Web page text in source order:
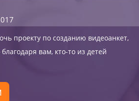
проекту по созданию видеоанкет,
вам, кто-то из детей